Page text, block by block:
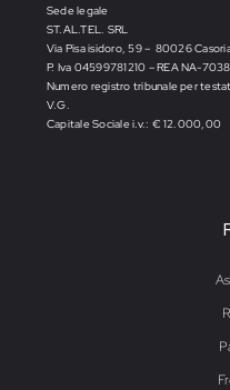
Sede legale
ST.AL.TEL. SRL
Via Pisa isidoro, 59 – 80026
P. Iva 04599781210 – REA NA-
Numero registro tribunale per
V.G.
Capitale Sociale i.v.: € 12.000,00